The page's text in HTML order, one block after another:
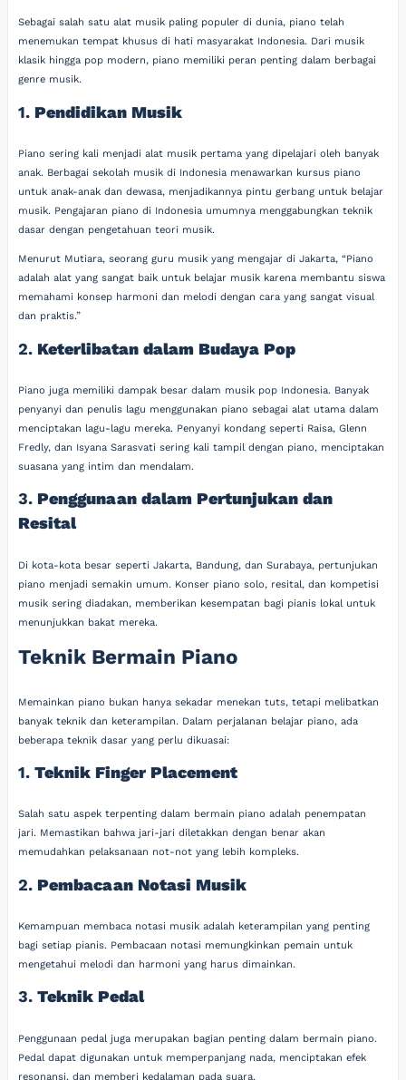
Sebagai salah satu alat musik paling populer di dunia, piano telah
menemukan tempat khusus di hati masyarakat Indonesia. Dari musik
klasik hingga pop modern, piano memiliki peran penting dalam berbagai
genre musik.
1. Pendidikan Musik
Piano sering kali menjadi alat musik pertama yang dipelajari oleh banyak
anak. Berbagai sekolah musik di Indonesia menawarkan kursus piano
untuk anak-anak dan dewasa, menjadikannya pintu gerbang untuk belajar
musik. Pengajaran piano di Indonesia umumnya menggabungkan teknik
dasar dengan pengetahuan teori musik.
Menurut Mutiara, seorang guru musik yang mengajar di Jakarta, “Piano
adalah alat yang sangat baik untuk belajar musik karena membantu siswa
memahami konsep harmoni dan melodi dengan cara yang sangat visual
dan praktis.”
2. Keterlibatan dalam Budaya Pop
Piano juga memiliki dampak besar dalam musik pop Indonesia. Banyak
penyanyi dan penulis lagu menggunakan piano sebagai alat utama dalam
menciptakan lagu-lagu mereka. Penyanyi kondang seperti Raisa, Glenn
Fredly, dan Isyana Sarasvati sering kali tampil dengan piano, menciptakan
suasana yang intim dan mendalam.
3. Penggunaan dalam Pertunjukan dan
Resital
Di kota-kota besar seperti Jakarta, Bandung, dan Surabaya, pertunjukan
piano menjadi semakin umum. Konser piano solo, resital, dan kompetisi
musik sering diadakan, memberikan kesempatan bagi pianis lokal untuk
menunjukkan bakat mereka.
Teknik Bermain Piano
Memainkan piano bukan hanya sekadar menekan tuts, tetapi melibatkan
banyak teknik dan keterampilan. Dalam perjalanan belajar piano, ada
beberapa teknik dasar yang perlu dikuasai:
1.Teknik Finger Placement
Salah satu aspek terpenting dalam bermain piano adalah penempatan
jari. Memastikan bahwa jari-jari diletakkan dengan benar akan
memudahkan pelaksanaan not-not yang lebih kompleks.
2. Pembacaan Notasi Musik
Kemampuan membaca notasi musik adalah keterampilan yang penting
bagi setiap pianis. Pembacaan notasi memungkinkan pemain untuk
mengetahui melodi dan harmoni yang harus dimainkan.
3.Teknik Pedal
Penggunaan pedal juga merupakan bagian penting dalam bermain piano.
Pedal dapat digunakan untuk memperpanjang nada, menciptakan efek
resonansi, dan memberi kedalaman pada suara.